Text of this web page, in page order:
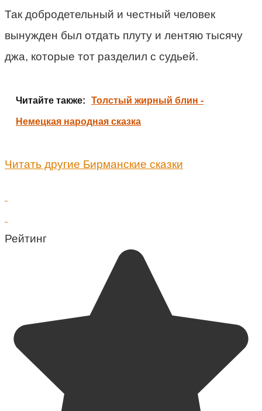
Так добродетельный и честный человек
вынужден был отдать плуту и лентяю тысячу
джа, которые тот разделил с судьей.
Читайте также: Толстый жирный блин -
Немецкая народная сказка
Читать другие Бирманские сказки
Рейтинг